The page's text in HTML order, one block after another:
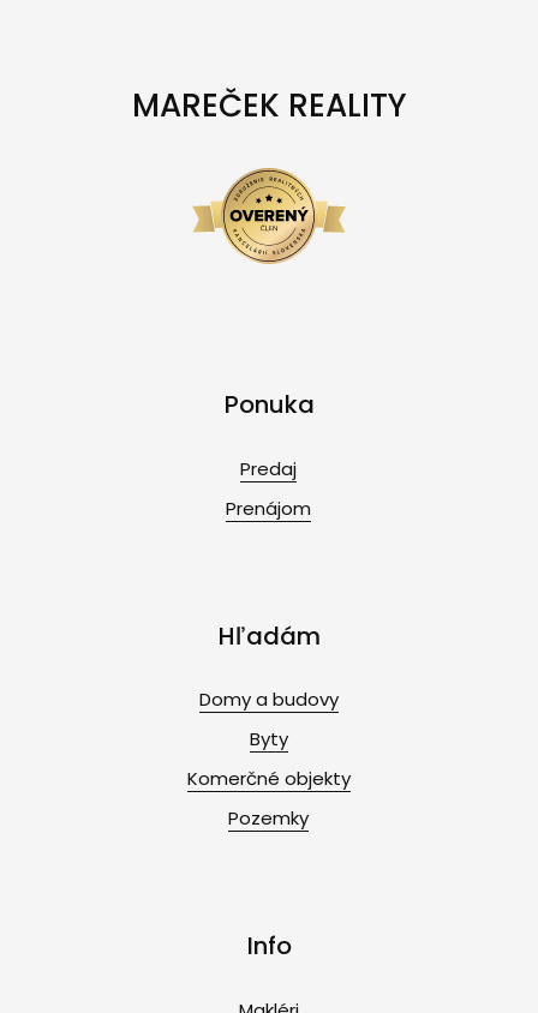
MAREČEK REALITY
Ponuka
Predaj
Prenájom
Hľadám
Domy a budovy
Byty
Komerčné objekty
Pozemky
Info